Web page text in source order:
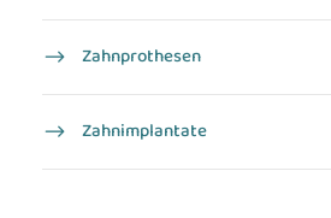
Zahnprothesen
Zahn­implantate